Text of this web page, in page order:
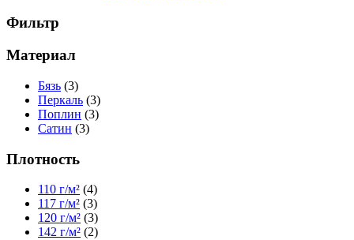
Фильтр
Материал
Бязь (3)
Перкаль (3)
Поплин (3)
Сатин (3)
Плотность
110 г/м² (4)
117 г/м² (3)
120 г/м² (3)
142 г/м² (2)